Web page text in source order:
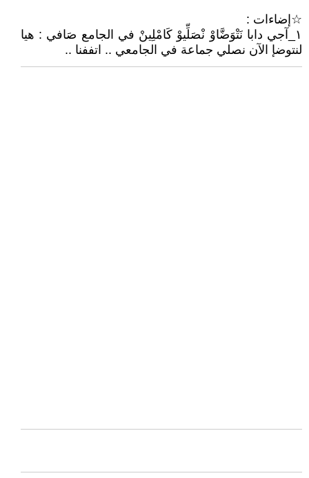
☆إضاءات :
١_آجي دابا نَتْوَضَّاوْ نْصَلِّيوْ كَامْلِينْ في الجامع صَافي : هيا
لنتوضإ الآن نصلي جماعة في الجامعي .. اتففنا ..